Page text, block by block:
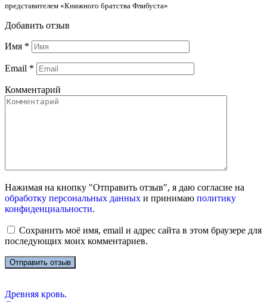
представителем «Книжного братства Флибуста»
Добавить отзыв
Имя *
Email *
Комментарий
Нажимая на кнопку "Отправить отзыв", я даю согласие на
обработку персональных данных и принимаю политику
конфиденциальности.
Сохранить моё имя, email и адрес сайта в этом браузере для
последующих моих комментариев.
Древняя кровь.